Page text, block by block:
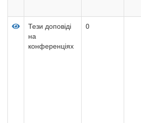
Тези доповіді
на
конференціях
0